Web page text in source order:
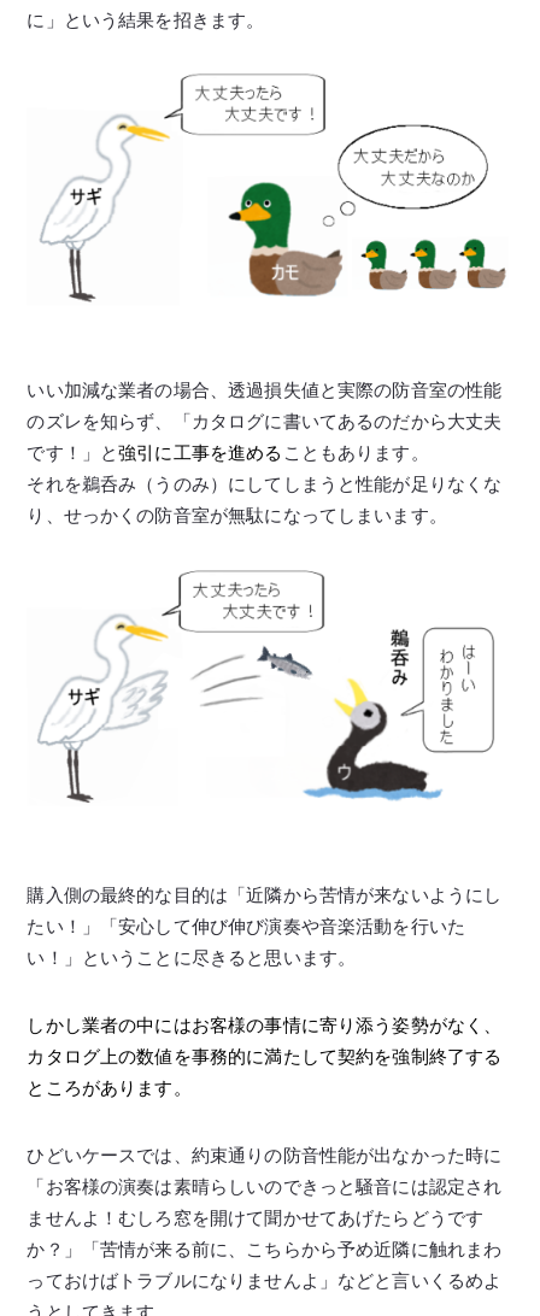
に」という結果を招きます。
いい加減な業者の場合、透過損失値と実際の防音室の性能
のズレを知らず、「カタログに書いてあるのだから大丈夫
です！」と強引に工事を進める こともあります。
それを鵜呑み（うのみ）にしてしまうと性能が足りなくな
り、せっかくの防音室が無駄になってしまいます。
購入側の最終的な目的は「近隣から苦情が来ないようにし
たい！」「安心して伸び伸び演奏や音楽活動を行いた
い！」ということに尽きると思います。
しかし業者の中にはお客様の事情に寄り添う姿勢がなく、
カタログ上の数値を事務的に満たして契約を強制終了する
ところがあります。
ひどいケースでは、約束通りの防音性能が出なかった時に
「お客様の演奏は素晴らしいのできっと騒音には認定され
ませんよ！むしろ窓を開けて聞かせてあげたらどうです
か？」「苦情が来る前に、こちらから予め近隣に触れまわ
っておけばトラブルになりませんよ」などと言いくるめよ